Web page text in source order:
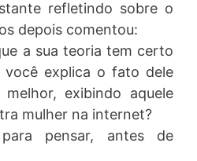
refletindo sobre o
depois comentou:
a sua teoria tem certo
você explica o fato dele
exibindo aquele
mulher na internet?
pensar, antes de